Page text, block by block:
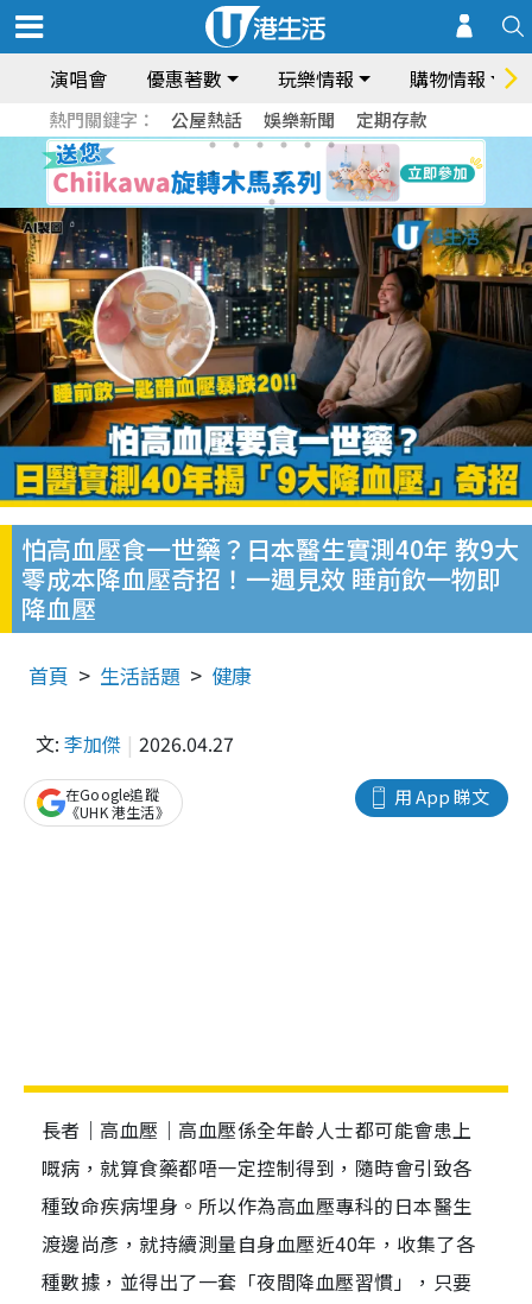
演唱會 優惠著數 玩樂情報 購物情報
熱門關鍵字： 公屋熱話 娛樂新聞 定期存款
怕高血壓食一世藥？日本醫生實測40年 教9大
零成本降血壓奇招！一週見效 睡前飲一物即
降血壓
首頁 生活話題 健康
文: 李加傑 2026.04.27
用 App 睇文
在Google追蹤
《UHK 港生活》
長者｜高血壓｜高血壓係全年齡人士都可能會患上
嘅病，就算食藥都唔一定控制得到，隨時會引致各
種致命疾病埋身。所以作為高血壓專科的日本醫生
渡邊尚彥，就持續測量自身血壓近40年，收集了各
種數據，並得出了一套「夜間降血壓習慣」，只要